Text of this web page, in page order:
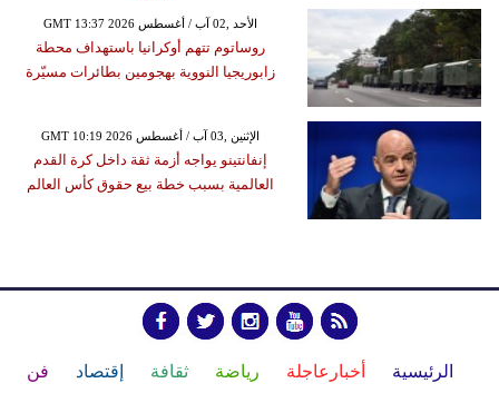
GMT 13:37 2026 الأحد ,02 آب / أغسطس
روساتوم تتهم أوكرانيا باستهداف محطة
زابوريجيا النووية بهجومين بطائرات مسيّرة
GMT 10:19 2026 الإثنين ,03 آب / أغسطس
إنفانتينو يواجه أزمة ثقة داخل كرة القدم
العالمية بسبب خطة بيع حقوق كأس العالم
الرئيسية أخبارعاجلة رياضة ثقافة إقتصاد فن